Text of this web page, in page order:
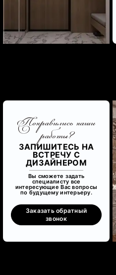
Понравились наши
работы?
ЗАПИШИТЕСЬ НА
ВСТРЕЧУ С
ДИЗАЙНЕРОМ
Вы сможете задать
специалисту все
интересующие Вас вопросы
по будущему интерьеру.
Заказать обратный
звонок